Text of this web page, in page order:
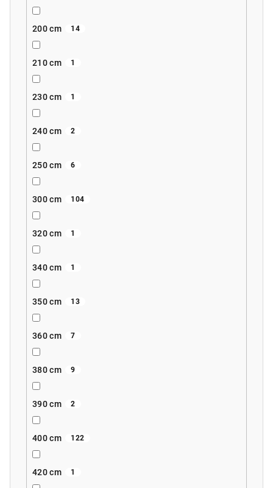
200 cm 14
210 cm 1
230 cm 1
240 cm 2
250 cm 6
300 cm 104
320 cm 1
340 cm 1
350 cm 13
360 cm 7
380 cm 9
390 cm 2
400 cm 122
420 cm 1